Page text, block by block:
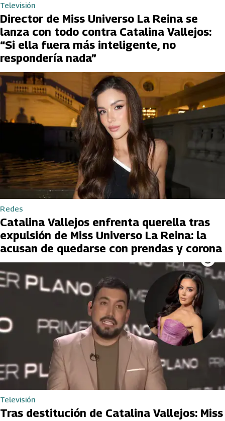
Televisión
Director de Miss Universo La Reina se
lanza con todo contra Catalina Vallejos:
“Si ella fuera más inteligente, no
respondería nada”
Redes
Catalina Vallejos enfrenta querella tras
expulsión de Miss Universo La Reina: la
acusan de quedarse con prendas y corona
Televisión
Tras destitución de Catalina Vallejos: Miss